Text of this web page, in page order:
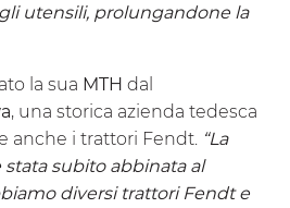
utensili, prolungandone la
la sua MTH dal
, una storica azienda tedesca
anche i trattori Fendt. “La
stata subito abbinata al
diversi trattori Fendt e